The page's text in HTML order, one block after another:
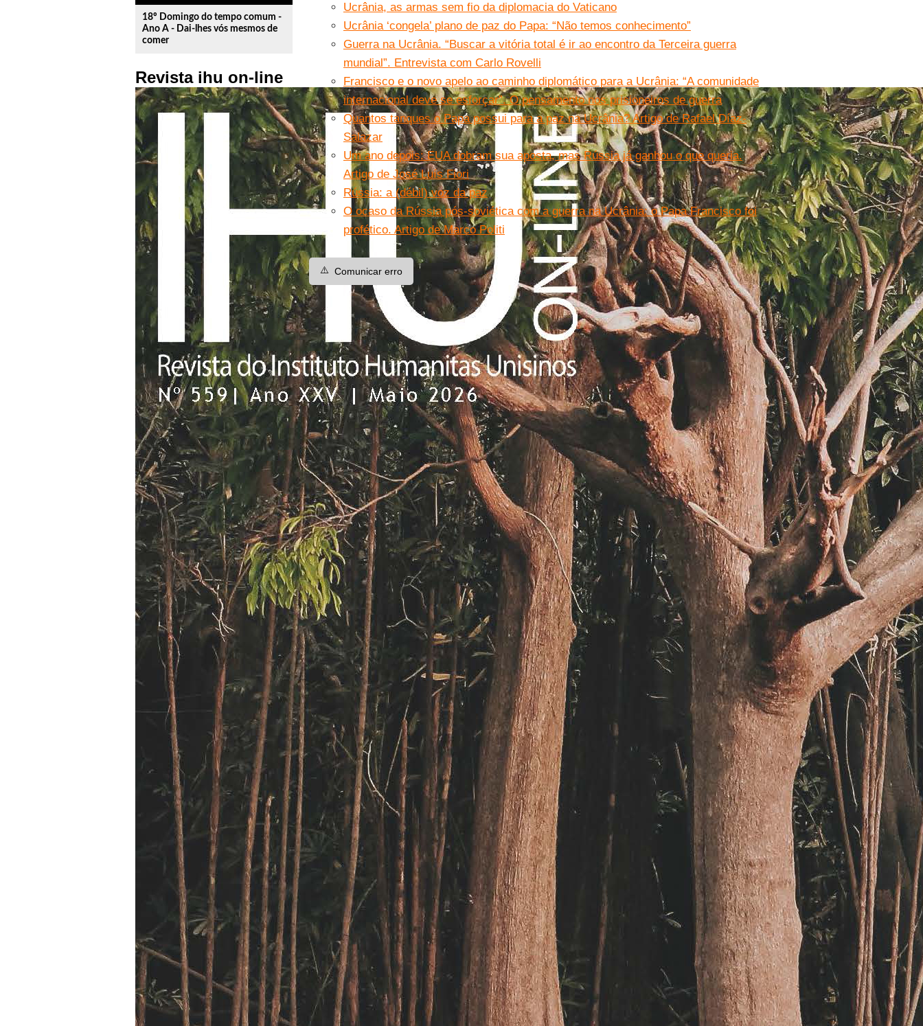
18º Domingo do tempo comum -
Ano A - Dai-lhes vós mesmos de
comer
Revista ihu on-line
Ucrânia, as armas sem fio da diplomacia do Vaticano
Ucrânia ‘congela’ plano de paz do Papa: “Não temos conhecimento”
Guerra na Ucrânia. “Buscar a vitória total é ir ao encontro da Terceira guerra
mundial”. Entrevista com Carlo Rovelli
Francisco e o novo apelo ao caminho diplomático para a Ucrânia: “A comunidade
internacional deve se esforçar”. O pensamento nos prisioneiros de guerra
Quantos tanques o Papa possui para a paz na Ucrânia? Artigo de Rafael Díaz-
Salazar
Um ano depois: EUA dobram sua aposta, mas Rússia já ganhou o que queria.
Artigo de José Luís Fiori
Rússia: a (débil) voz da paz
O ocaso da Rússia pós-soviética com a guerra na Ucrânia: o Papa Francisco foi
profético. Artigo de Marco Politi
⚠️ Comunicar erro